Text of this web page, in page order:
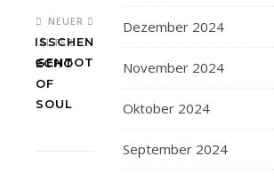
ÄLTER
ECHO
OF
SOUL
NEUER
U
ROSENTOT
Dezember 2024
November 2024
Oktober 2024
September 2024